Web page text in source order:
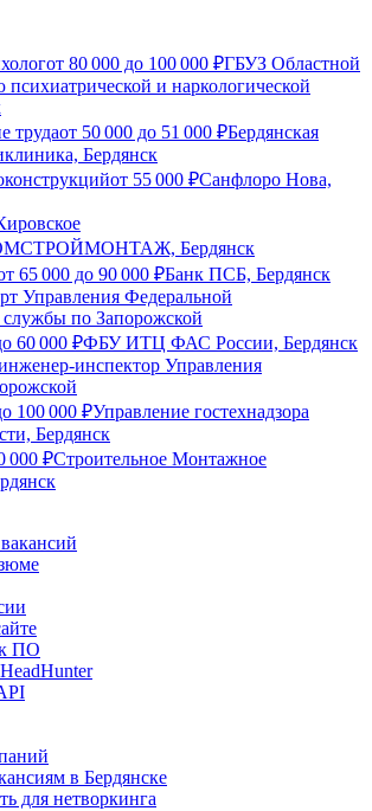
от 80 000 до 100 000 ₽ГБУЗ Областной
и наркологической
трудаот 50 000 до 51 000 ₽Бердянская
Бердянск
от 55 000 ₽Санфлоро Нова,
Бердянск
65 000 до 90 000 ₽Банк ПСБ, Бердянск
Управления Федеральной
по Запорожской
60 000 ₽ФБУ ИТЦ ФАС России, Бердянск
инспектор Управления
100 000 ₽Управление гостехнадзора
Бердянск
000 ₽Строительное Монтажное
к ПО
в Бердянске
для нетворкинга